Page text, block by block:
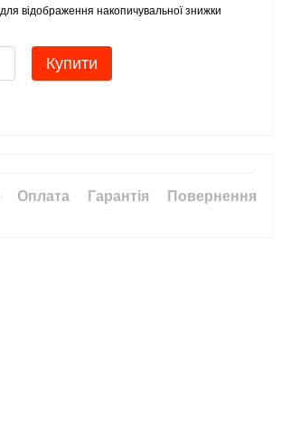
для відображення накопичувальної знижки
Купити
Оплата Гарантія Повернення